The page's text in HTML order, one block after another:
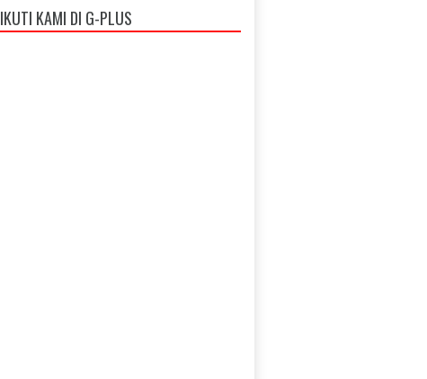
IKUTI KAMI DI G-PLUS